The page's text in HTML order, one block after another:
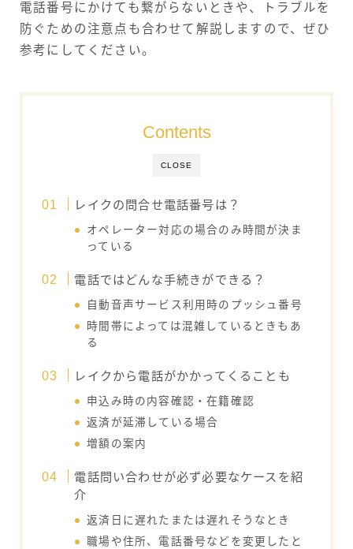
電話番号にかけても繋がらないときや、トラブルを
防ぐための注意点も合わせて解説しますので、ぜひ
参考にしてください。
CLOSE
Contents
レイクの問合せ電話番号は？
オペレーター対応の場合のみ時間が決ま
っている
電話ではどんな手続きができる？
自動音声サービス利用時のプッシュ番号
時間帯によっては混雑しているときもあ
る
レイクから電話がかかってくることも
申込み時の内容確認・在籍確認
返済が延滞している場合
増額の案内
電話問い合わせが必ず必要なケースを紹
介
返済日に遅れたまたは遅れそうなとき
職場や住所、電話番号などを変更したと